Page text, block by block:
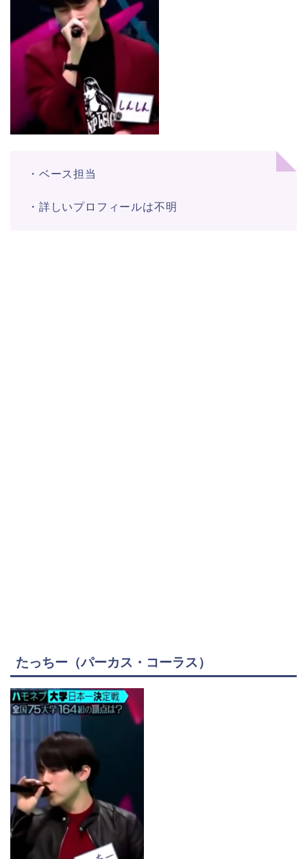
・ベース担当
・詳しいプロフィールは不明
たっちー（パーカス・コーラス）